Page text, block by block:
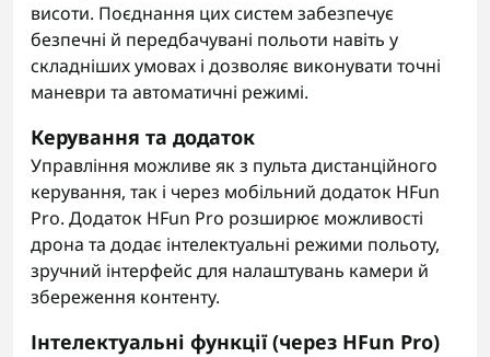
висоти. Поєднання цих систем забезпечує
безпечні й передбачувані польоти навіть у
складніших умовах і дозволяє виконувати точні
маневри та автоматичні режимі.
Керування та додаток
Управління можливе як з пульта дистанційного
керування, так і через мобільний додаток HFun
Pro. Додаток HFun Pro розширює можливості
дрона та додає інтелектуальні режими польоту,
зручний інтерфейс для налаштувань камери й
збереження контенту.
Інтелектуальні функції (через HFun Pro)